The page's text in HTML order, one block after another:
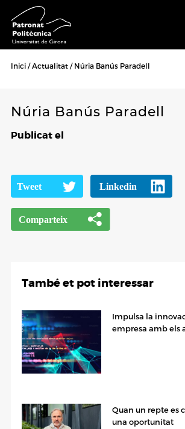
Inici Actualitat Núria Banús Paradell
Núria Banús Paradell
Publicat el
També et pot interessar
Impulsa la
empresa amb els
Quan un repte es
una oportunitat